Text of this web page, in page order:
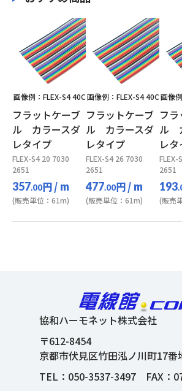
画像例：FLEX-S4 40C
フラットケーブ
ル カラースダ
レタイプ
FLEX-S4 20 7030
2651
357.00円/ m
(販売単位：61m)
画像例：FLEX-S4 40C
フラットケーブ
ル カラースダ
レタイプ
FLEX-S4 26 7030
2651
477.00円/ m
(販売単位：61m)
画像
フ
ル
レ
FLEX-
2651
193
(販売
協和ハーモネット株式会社
〒612-8454
京都市伏見区竹田泓ノ川町17番
TEL： 050-3537-3497FAX：